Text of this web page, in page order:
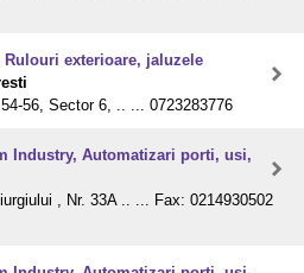
exterioare, jaluzele
56, Sector 6, .. ... 0723283776
Industry, Automatizari porti, usi,
, Nr. 33A .. ... Fax: 0214930502